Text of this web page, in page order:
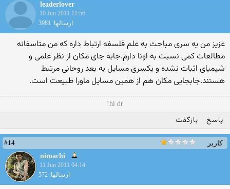
leaderlover
10 Jun 2011 11:56
ارسالها: 3981
عزیز من یه سری مباحث به علم فلسفه ارتباط داره که من متاسفانه
مطالعات کمی نسبت به اونا دارم.جابه جای مکان از نظر علمی و
شیمیای اثبات نشده و یکسری مسایل به بعد روحانی مرتبط
هستند.جابجایی مکان هم از همین مسایل ماورا طبیعت است.
hi dr!
پاسخ بازگفت
کاربر
#14
nimachi
11 Jun 2011 04:14
ارسالها: 572